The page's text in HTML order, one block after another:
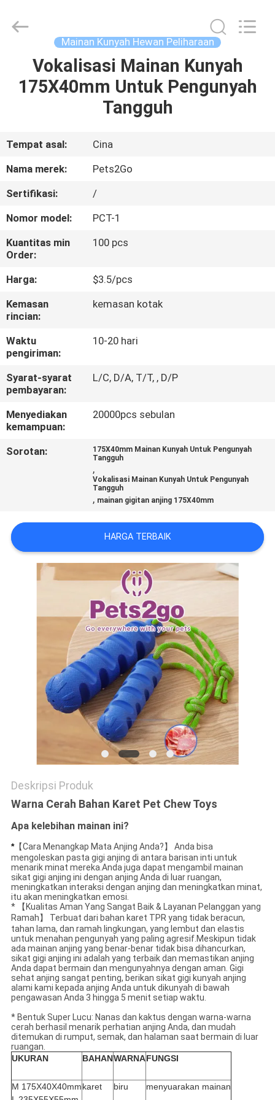
RUMAH
TENTANG
KAMI
TUR
PABRIK
HUBUNGI
KAMI
PERMINTAAN
PENAWARAN
BLOG/NEWS
SITEMAP
Pets2Go
Trading
Mainan Kunyah Hewan Peliharaan
Vokalisasi Mainan Kunyah
175X40mm Untuk Pengunyah
Tangguh
Tempat asal:
Cina
Nama merek:
Pets2Go
Sertifikasi:
/
Nomor model:
PCT-1
Kuantitas min
Order:
100 pcs
Harga:
$3.5/pcs
Kemasan
rincian:
kemasan kotak
Waktu
pengiriman:
10-20 hari
Syarat-syarat
pembayaran:
L/C, D/A, T/T, , D/P
Menyediakan
kemampuan:
20000pcs sebulan
Sorotan:
175X40mm Mainan Kunyah Untuk Pengunyah
Tangguh
,
Vokalisasi Mainan Kunyah Untuk Pengunyah
Tangguh
, mainan gigitan anjing 175X40mm
HARGA TERBAIK
Deskripsi Produk
Warna Cerah Bahan Karet Pet Chew Toys
Apa kelebihan mainan ini?
*【Cara Menangkap Mata Anjing Anda?】 Anda bisa
mengoleskan pasta gigi anjing di antara barisan inti untuk
menarik minat mereka.Anda juga dapat mengambil mainan
sikat gigi anjing ini dengan anjing Anda di luar ruangan,
meningkatkan interaksi dengan anjing dan meningkatkan minat,
itu akan meningkatkan emosi.
* 【Kualitas Aman Yang Sangat Baik & Layanan Pelanggan yang
Ramah】 Terbuat dari bahan karet TPR yang tidak beracun,
tahan lama, dan ramah lingkungan, yang lembut dan elastis
untuk menahan pengunyah yang paling agresif.Meskipun tidak
ada mainan anjing yang benar-benar tidak bisa dihancurkan,
sikat gigi anjing ini adalah yang terbaik dan memastikan anjing
Anda dapat bermain dan mengunyahnya dengan aman. Gigi
sehat anjing sangat penting, berikan sikat gigi kunyah anjing
alami kami kepada anjing Anda untuk dikunyah di bawah
pengawasan Anda 3 hingga 5 menit setiap waktu.
* Bentuk Super Lucu: Nanas dan kaktus dengan warna-warna
cerah berhasil menarik perhatian anjing Anda, dan mudah
ditemukan di rumput, semak, dan halaman saat bermain di luar
ruangan.
UKURAN
BAHANWARNAFUNGSI
M 175X40X40mmkaret biru menyuarakan mainan